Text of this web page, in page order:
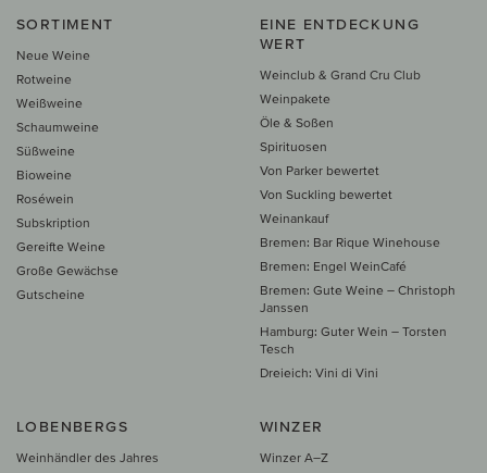
SORTIMENT
Neue Weine
Rotweine
Weißweine
Schaumweine
Süßweine
Bioweine
Roséwein
Subskription
Gereifte Weine
Große Gewächse
Gutscheine
EINE ENTDECKUNG
WERT
Weinclub & Grand Cru Club
Weinpakete
Öle & Soßen
Spirituosen
Von Parker bewertet
Von Suckling bewertet
Weinankauf
Bremen: Bar Rique Winehouse
Bremen: Engel WeinCafé
Bremen: Gute Weine – Christoph
Janssen
Hamburg: Guter Wein – Torsten
Tesch
Dreieich: Vini di Vini
LOBENBERGS
Weinhändler des Jahres
WINZER
Winzer A–Z